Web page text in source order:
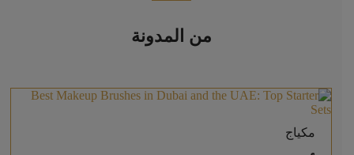
من المدونة
مكياج